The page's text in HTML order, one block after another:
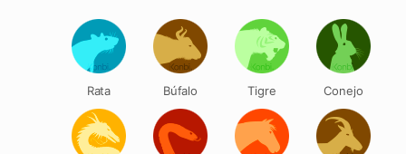
Rata Búfalo Tigre Conejo